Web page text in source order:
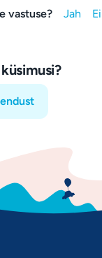
vastuse?